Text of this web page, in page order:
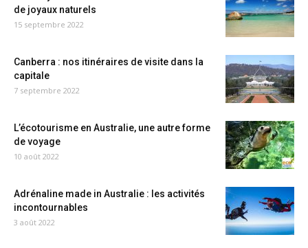
de joyaux naturels
15 septembre 2022
Canberra : nos itinéraires de visite dans la
capitale
7 septembre 2022
L’écotourisme en Australie, une autre forme
de voyage
10 août 2022
Adrénaline made in Australie : les activités
incontournables
3 août 2022